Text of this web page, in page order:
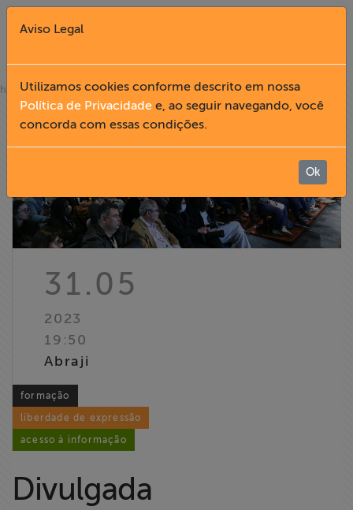
Fechar X
English
Institucional
Informação
Liberdade de
Expressão
Projetos
e Litigância
home»notícias
31.05
2023
19:50
Abraji
formação
liberdade de expressão
acesso à informação
Divulgada
Aviso Legal
Utilizamos cookies conforme descrito em nossa
Política de Privacidade e, ao seguir navegando, você
concorda com essas condições.
Ok